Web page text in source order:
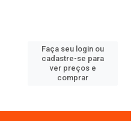
Faça seu login ou
cadastre-se para
ver preços e
comprar